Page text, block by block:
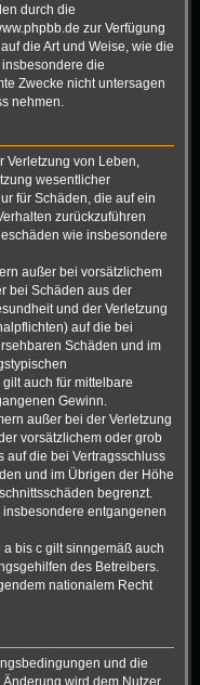
durch die
zur Verfügung
die Art und Weise, wie die
die
Zwecke nicht untersagen
nehmen.
Verletzung von Leben,
wesentlicher
für Schäden, die auf ein
zurückzuführen
wie insbesondere
außer bei vorsätzlichem
bei Schäden aus der
und der Verletzung
auf die bei
Schäden und im
auch für mittelbare
Gewinn.
außer bei der Verletzung
vorsätzlichem oder grob
auf die bei Vertragsschluss
und im Übrigen der Höhe
begrenzt.
entgangenen
bis c gilt sinngemäß auch
des Betreibers.
nationalem Recht
und die
wird dem Nutzer